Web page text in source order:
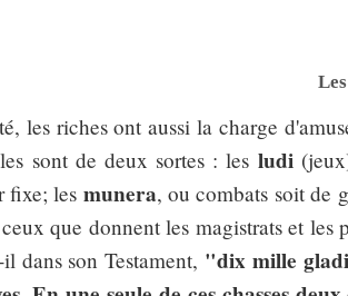
les riches ont aussi la charge
sont de deux sortes : les ludi
fixe; les munera, ou combats soit de
que donnent les magistrats et
dans son Testament, "dix mille